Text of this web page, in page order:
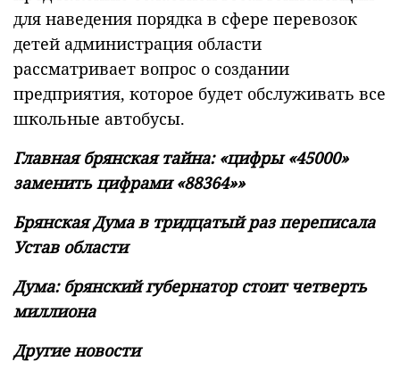
для наведения порядка в сфере перевозок
детей администрация области
рассматривает вопрос о создании
предприятия, которое будет обслуживать все
школьные автобусы.
Главная брянская тайна: «цифры «45000»
заменить цифрами «88364»»
Брянская Дума в тридцатый раз переписала
Устав области
Дума: брянский губернатор стоит четверть
миллиона
Другие новости